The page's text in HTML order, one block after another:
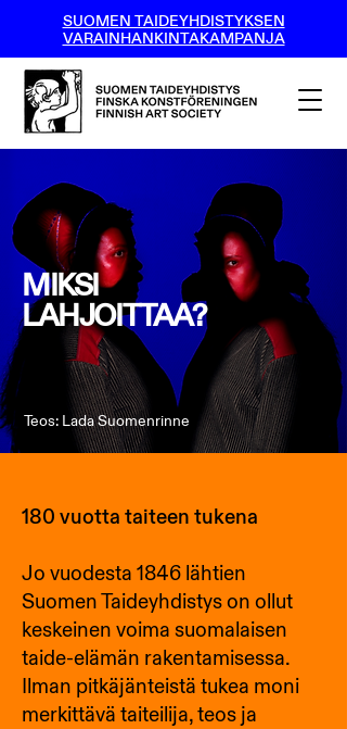
SUOMEN TAIDEYHDISTYKSEN
VARAINHANKINTAKAMPANJA
MIKSI
LAHJOITTAA?
Teos: Lada Suomenrinne
180 vuotta taiteen tukena
Jo vuodesta 1846 lähtien
Suomen Taideyhdistys on ollut
keskeinen voima suomalaisen
taide-elämän rakentamisessa.
Ilman pitkäjänteistä tukea moni
merkittävä taiteilija, teos ja